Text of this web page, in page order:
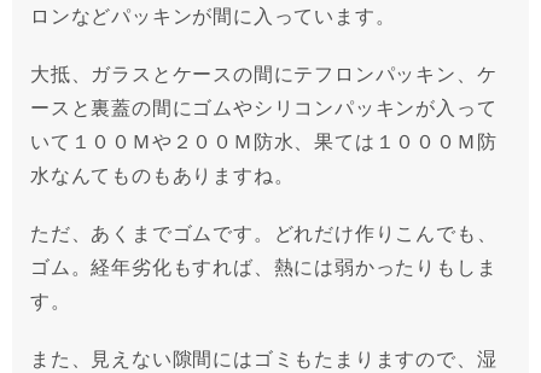
ロンなどパッキンが間に入っています。
大抵、ガラスとケースの間にテフロンパッキン、ケ
ースと裏蓋の間にゴムやシリコンパッキンが入って
いて１００Ｍや２００Ｍ防水、果ては１０００Ｍ防
水なんてものもありますね。
ただ、あくまでゴムです。どれだけ作りこんでも、
ゴム。経年劣化もすれば、熱には弱かったりもしま
す。
また、見えない隙間にはゴミもたまりますので、湿